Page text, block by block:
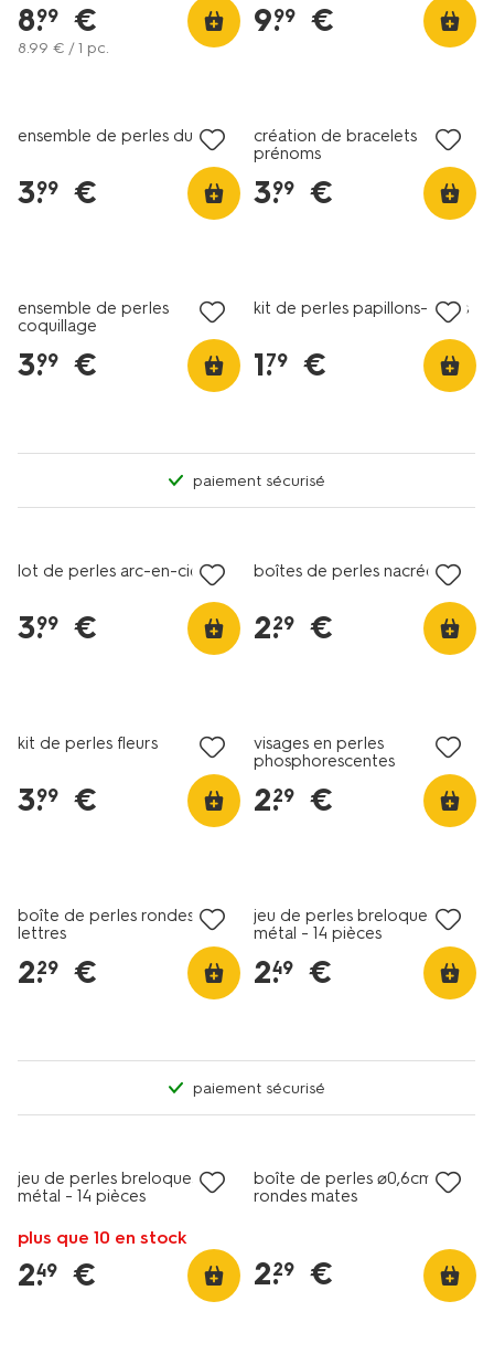
8.
99 €
8.99 € / 1 pc.
9.
99 €
ensemble de perles dures
3.
99 €
création de bracelets
prénoms
3.
99 €
ensemble de perles
coquillage
3.
99 €
kit de perles papillons-fleurs
1.
79 €
paiement sécurisé
lot de perles arc-en-ciel
3.
99 €
boîtes de perles nacrées
2.
29 €
kit de perles fleurs
3.
99 €
visages en perles
phosphorescentes
2.
29 €
boîte de perles rondes
lettres
2.
29 €
jeu de perles breloques en
métal - 14 pièces
2.
49 €
paiement sécurisé
jeu de perles breloques en
métal - 14 pièces
plus que 10 en stock
2.
49 €
boîte de perles ⌀0,6cm
rondes mates
2.
29 €